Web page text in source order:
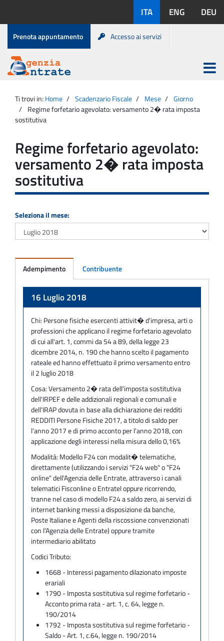
contenuto
disponibili:
ITA ENG DEU
Menu
di
servizio
Prenota appuntamento Accesso ai servizi
Agenzia
Entrate
Apri
menu
principale
Ti trovi in: Home Scadenzario Fiscale Mese
Giorno
Regime forfetario agevolato: versamento 2� rata imposta
sostitutiva
Regime forfetario agevolato:
versamento 2� rata imposta
sostitutiva
Seleziona il mese:
Adempimento Contribuente
16 Luglio 2018
Chi: Persone fisiche esercenti attivit� d'impresa, arti o
professioni che applicano il regime forfetario agevolato
di cui all'art. 1, commi da 54 a 89, della legge 23
dicembre 2014, n. 190 che hanno scelto il pagamento
rateale ed hanno effettuato il primo versamento entro
il 2 luglio 2018
Cosa:Versamento 2� rata dell'imposta sostitutiva
dell'IRPEF e delle addizionali regionali e comunali e
dell'IRAP dovuta in base alla dichiarazione dei redditi
REDDITI Persone Fisiche 2017, a titolo di saldo per
l'anno 2017 e di primo acconto per l'anno 2018, con
applicazione degli interessi nella misura dello 0,16%
Modalità: Modello F24 con modalit� telematiche,
direttamente (utilizzando i servizi "F24 web" o "F24
online" dell'Agenzia delle Entrate, attraverso i canali
telematici Fisconline o Entratel oppure ricorrendo,
tranne nel caso di modello F24 a saldo zero, ai servizi di
internet banking messi a disposizione da banche,
Poste Italiane e Agenti della riscossione convenzionati
con l'Agenzia delle Entrate) oppure tramite
intermediario abilitato
Codici Tributo:
1668 - Interessi pagamento dilazionato imposte
erariali
1790 - Imposta sostitutiva sul regime forfetario -
Acconto prima rata - art. 1, c. 64, legge n.
190/2014
1792 - Imposta sostitutiva sul regime forfetario -
Saldo - Art. 1, c.64, legge n. 190/2014